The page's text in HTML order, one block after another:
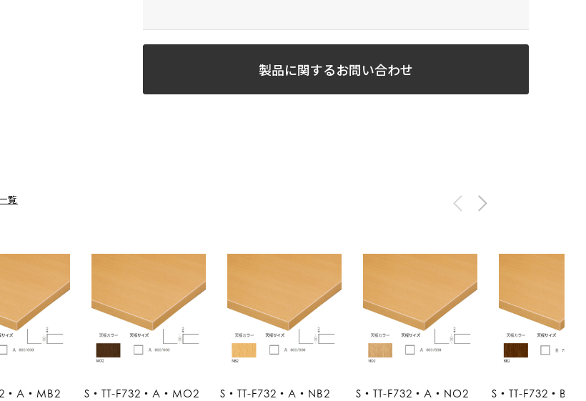
製品に関するお問い合わせ
覧
・A・MB2 S・TT-F732・A・MO2 S・TT-F732・A・NB2 S・TT-F732・A・NO2 S・TT-F732・B・